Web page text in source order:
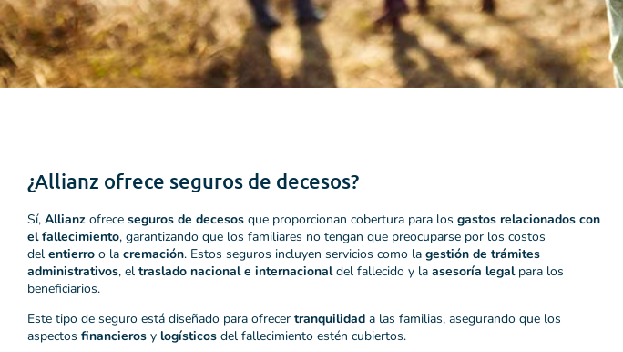
¿Allianz ofrece seguros de decesos?
Sí, Allianz ofrece seguros de decesos que proporcionan cobertura para los gastos relacionados con
el fallecimiento, garantizando que los familiares no tengan que preocuparse por los costos
del entierro o la cremación. Estos seguros incluyen servicios como la gestión de trámites
administrativos, el traslado nacional e internacionaldel fallecido y la asesoría legalpara los
beneficiarios.
Este tipo de seguro está diseñado para ofrecer tranquilidad a las familias, asegurando que los
aspectos financieros y logísticos del fallecimiento estén cubiertos.